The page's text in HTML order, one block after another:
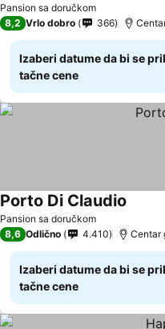
Pansion sa doručkom
8,2 Vrlo dobro 366
Izaberi datume da bi se
tačne cene
Pansion sa doručkom
Porto Di Claudio
8,6 Odlično 4.410 Centar
Izaberi datume da bi se
tačne cene